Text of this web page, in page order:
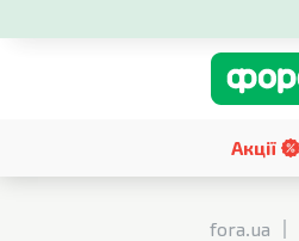
Акції
fora.ua